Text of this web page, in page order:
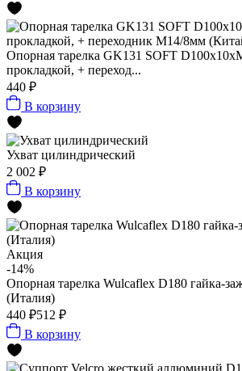
Опорная тарелка GK131 SOFT
прокладкой, + переход...
440 ₽
В корзину
Ухват цилиндрический
2 002 ₽
В корзину
Акция
-14%
Опорная тарелка Wulcaflex D180 гайка-
(Италия)
440 ₽512 ₽
В корзину